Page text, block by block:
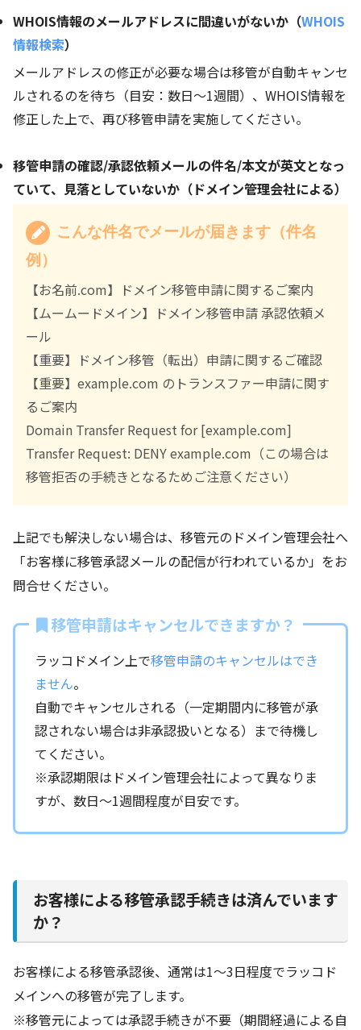
WHOIS情報のメールアドレスに間違いがないか（WHOIS
情報検索）
メールアドレスの修正が必要な場合は移管が自動キャンセ
ルされるのを待ち（目安：数日～1週間）、WHOIS情報を
修正した上で、再び移管申請を実施してください。
移管申請の確認/承認依頼メールの件名/本文が英文となっ
ていて、見落としていないか（ドメイン管理会社による）
こんな件名でメールが届きます（件名
例）
【お名前.com】ドメイン移管申請に関するご案内
【ムームードメイン】ドメイン移管申請 承認依頼メ
ール
【重要】ドメイン移管（転出）申請に関するご確認
【重要】example.com のトランスファー申請に関す
るご案内
Domain Transfer Request for [example.com]
Transfer Request: DENY example.com（この場合は
移管拒否の手続きとなるためご注意ください）
上記でも解決しない場合は、移管元のドメイン管理会社へ
「お客様に移管承認メールの配信が行われているか」をお
問合せください。
移管申請はキャンセルできますか？
ラッコドメイン上で移管申請のキャンセルはでき
ません。
自動でキャンセルされる（一定期間内に移管が承
認されない場合は非承認扱いとなる）まで待機し
てください。
※承認期限はドメイン管理会社によって異なりま
すが、数日～1週間程度が目安です。
お客様による移管承認手続きは済んでいます
か？
お客様による移管承認後、通常は1～3日程度でラッコド
メインへの移管が完了します。
※移管元によっては承認手続きが不要（期間経過による自